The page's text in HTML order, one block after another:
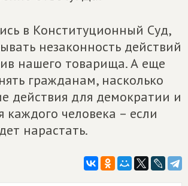
в Конституционный Суд,
незаконность действий
нашего товарища. А еще
гражданам, насколько
действия для демократии и
каждого человека – если
нарастать.